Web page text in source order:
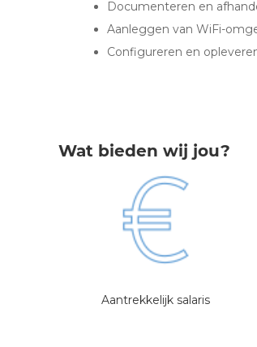
Documenteren en
Aanleggen van WiFi-
Configureren en
Wat bieden wij jou?
Aantrekkelijk salaris